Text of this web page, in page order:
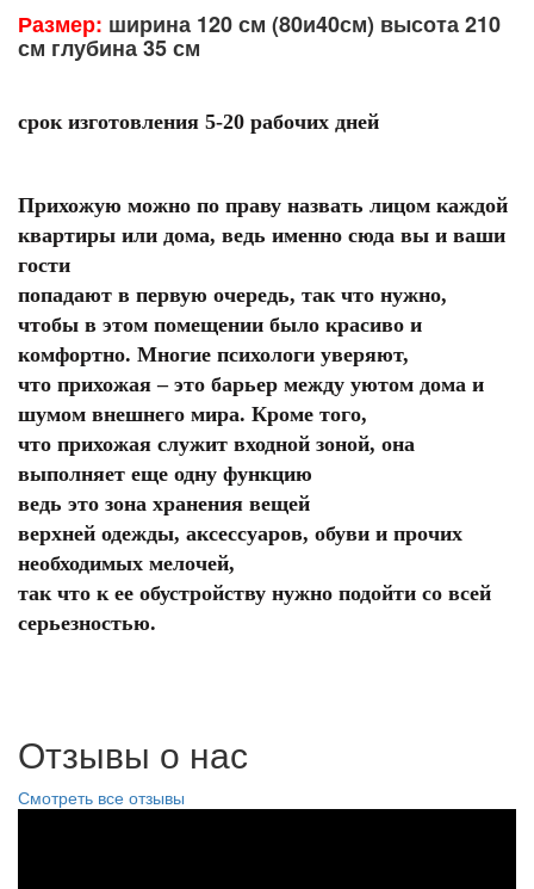
Размер: ширина 120 см (80и40см) высота 210
см глубина 35 см
срок изготовления 5-20 рабочих дней
Прихожую можно по праву назвать лицом каждой
квартиры или дома, ведь именно сюда вы и ваши
гости
попадают в первую очередь, так что нужно,
чтобы в этом помещении было красиво и
комфортно. Многие психологи уверяют,
что прихожая – это барьер между уютом дома и
шумом внешнего мира. Кроме того,
что прихожая служит входной зоной, она
выполняет еще одну функцию
ведь это зона хранения вещей
верхней одежды, аксессуаров, обуви и прочих
необходимых мелочей,
так что к ее обустройству нужно подойти со всей
серьезностью.
Отзывы о нас
Смотреть все отзывы